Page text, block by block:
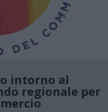
intorno al
regionale per